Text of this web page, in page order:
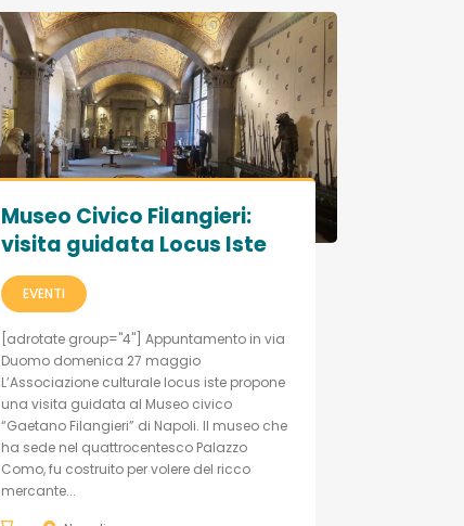
Museo Civico Filangieri:
visita guidata Locus Iste
EVENTI
[adrotate group="4"] Appuntamento in via
Duomo domenica 27 maggio
L’Associazione culturale locus iste propone
una visita guidata al Museo civico
“Gaetano Filangieri” di Napoli. Il museo che
ha sede nel quattrocentesco Palazzo
Como, fu costruito per volere del ricco
mercante...